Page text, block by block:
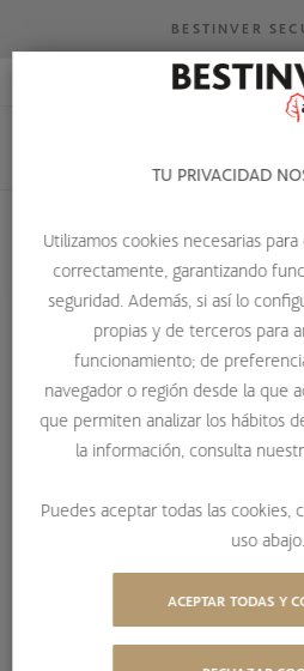
BESTINVER
BESTINVER
HOME QUIENES SOMOS EQUIPO
TU PRIVACIDAD
Utilizamos cookies necesarias
correctamente, garantizando
seguridad. Además, si así lo
propias y de terceros para
funcionamiento; de
navegador o región desde la que
que permiten analizar los hábitos
la información, consulta
Puedes aceptar todas las cookies,
uso abajo.
ACEPTAR TODAS Y